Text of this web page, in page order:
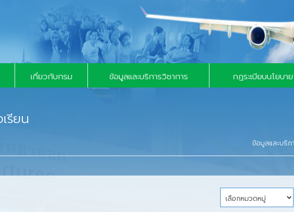
กฏระเบียบนโยบาย
เกี่ยวกับกรม
วิสัยทัศน์/ค่านิยม
ข้อมูลและบริการวิชาการ
ท่าอากาศยานภายใต้ก
เป็นสนามบินศุลกากร
ข้อมูลกายภาพท่าอากา
คลังความรู้ด้านการบิน
ตารางการบิน
เกาะติดข่าวการบิน
คณะกรรมการสมาคม
กฏระเบียบนโยบาย
รียน
ข้อมูลและบริก